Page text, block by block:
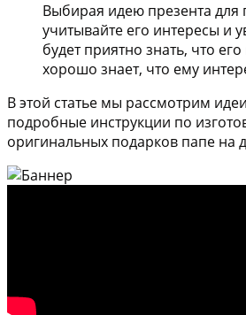
Выбирая идею презента для
учитывайте его интересы и
будет приятно знать, что
хорошо знает, что ему
В этой статье мы рассмотрим
подробные инструкции по
оригинальных подарков папе на